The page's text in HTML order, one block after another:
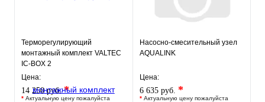
Терморегулирующий
монтажный комплект VALTEC
IC-BOX 2
Цена:
14 250 руб.*
* Актуальную цену пожалуйста
Насосно-смесительный узел
AQUALINK
Цена:
6 635 руб. *
* Актуальную цену пожалуйста